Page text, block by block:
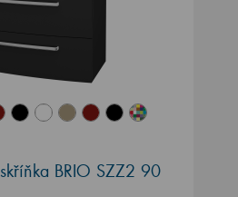
BRIO SZZ2 90